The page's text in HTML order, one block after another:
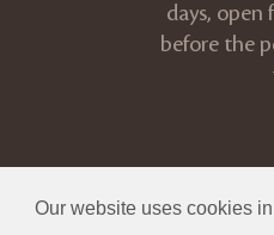
Our website uses cookies
days, open
before the
© 2026 Pannon Philharmonic